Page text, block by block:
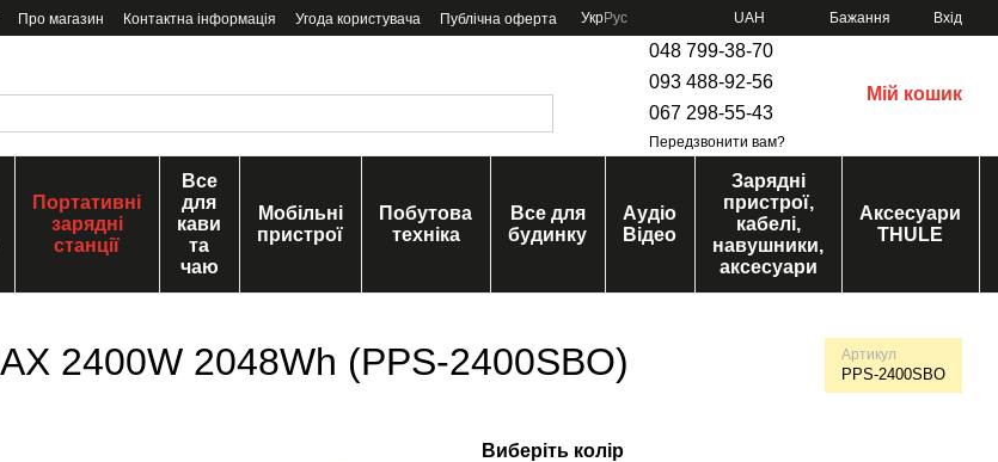
Про магазин Контактна інформація Угода користувача Публічна оферта УкрРус UAH Бажання Вхід
048 799-38-70
093 488-92-56
067 298-55-43
Передзвонити вам?
Мій кошик
Портативні
зарядні
станції
Все
для
кави
та
чаю
Мобільні
пристрої
Побутова
техніка
Все для
будинку
Аудіо
Відео
Зарядні
пристрої,
кабелі,
навушники,
аксесуари
Аксесуари
THULE
2400W 2048Wh (PPS-2400SBO) Артикул
PPS-2400SBO
Виберіть колір